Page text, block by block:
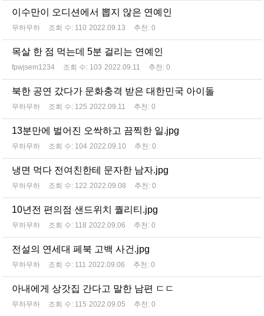
이수만이 오디션에서 뽑지 않은 연예인
무하무하 조회 수: 110 2022.09.13 추천: 0
목살 한 점 먹는데 5분 걸리는 연예인
fpwjsem1234 조회 수: 103 2022.09.11 추천: 0
북한 공연 갔다가 문화충격 받은 대한민국 아이돌
무하무하 조회 수: 125 2022.09.11 추천: 0
13분만에 벌어진 오싹하고 끔찍한 일.jpg
무하무하 조회 수: 104 2022.09.10 추천: 0
냉면 먹다 전여친한테 문자한 남자.jpg
무하무하 조회 수: 122 2022.09.08 추천: 0
10년전 편의점 샌드위치 퀄리티.jpg
무하무하 조회 수: 118 2022.09.06 추천: 0
전설의 연세대 페북 고백 사건.jpg
무하무하 조회 수: 111 2022.09.06 추천: 0
아내에게 상갓집 간다고 말한 남편 ㄷㄷ
무하무하 조회 수: 115 2022.09.05 추천: 0